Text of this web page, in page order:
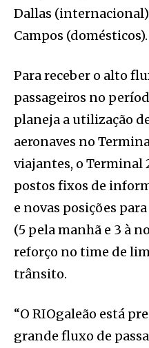
Dallas (internacional);
Campos (domésticos).
Para receber o alto
passageiros no
planeja a utilização
aeronaves no
viajantes, o Terminal
postos fixos de
e novas posições
(5 pela manhã e 3 à
reforço no time de
trânsito.
“O RIOgaleão está
grande fluxo de